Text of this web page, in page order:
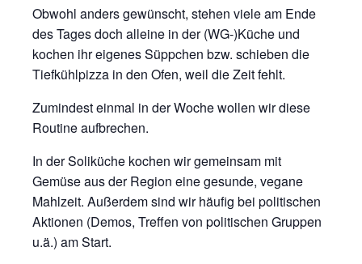
Obwohl anders gewünscht, stehen viele am Ende
des Tages doch alleine in der (WG-)Küche und
kochen ihr eigenes Süppchen bzw. schieben die
Tiefkühlpizza in den Ofen, weil die Zeit fehlt.
Zumindest einmal in der Woche wollen wir diese
Routine aufbrechen.
In der Soliküche kochen wir gemeinsam mit
Gemüse aus der Region eine gesunde, vegane
Mahlzeit. Außerdem sind wir häufig bei politischen
Aktionen (Demos, Treffen von politischen Gruppen
u.ä.) am Start.